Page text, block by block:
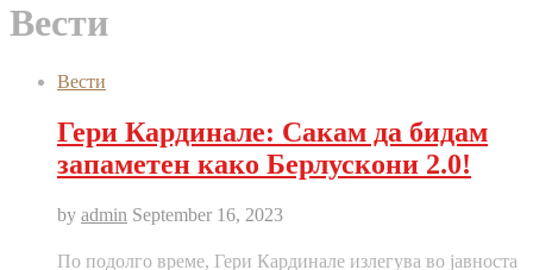
Вести
Вести
Гери Кардинале: Сакам да бидам
запаметен како Берлускони 2.0!
by admin September 16, 2023
По подолго време, Гери Кардинале излегува во јавноста